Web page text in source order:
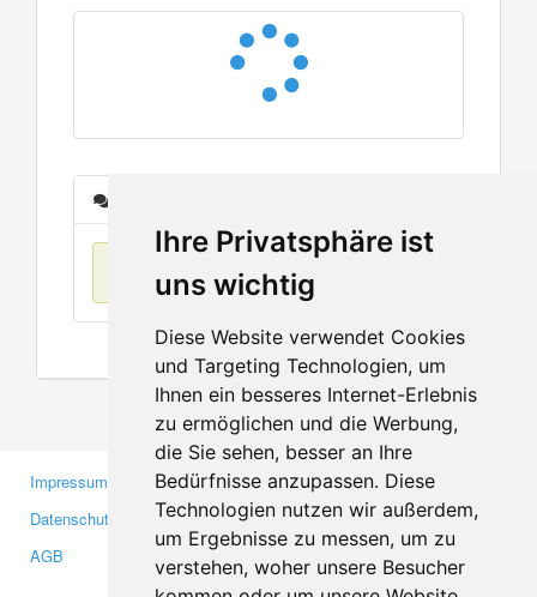
Ihre Privatsphäre ist
uns wichtig
Diese Website verwendet Cookies
und Targeting Technologien, um
Ihnen ein besseres Internet-Erlebnis
zu ermöglichen und die Werbung,
die Sie sehen, besser an Ihre
Bedürfnisse anzupassen. Diese
Technologien nutzen wir außerdem,
um Ergebnisse zu messen, um zu
verstehen, woher unsere Besucher
Keine Einträge
Impressum
Datenschutzerklärung
AGB
Gewerbetreibende
Investoren